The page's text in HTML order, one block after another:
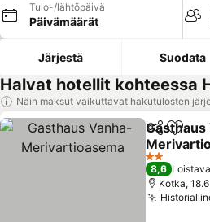
Tulo-/lähtöpäivä
Päivämäärät
Järjestä Suodata
Halvat hotellit kohteessa
Näin maksut vaikuttavat hakutulosten
Jaa Lisää
Gasthaus
2 Tähtiluokitus
8,6 Loistava
Kotka,